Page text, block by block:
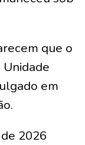
que o
em
2026